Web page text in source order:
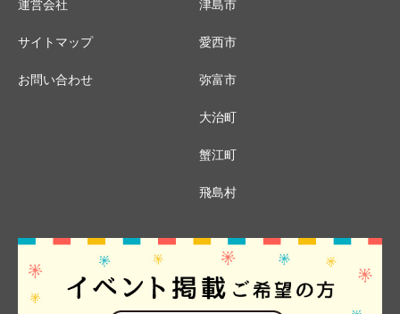
運営会社
サイトマップ
お問い合わせ
津島市
愛西市
弥富市
大治町
蟹江町
飛島村